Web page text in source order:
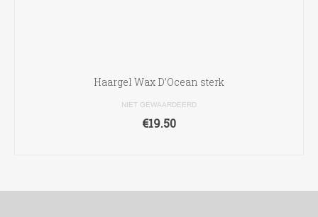
Haargel Wax D’Ocean sterk
NIET GEWAARDEERD
€19.50